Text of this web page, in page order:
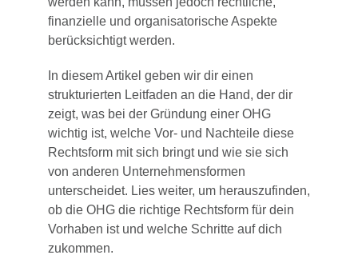
finanzielle und organisatorische Aspekte
berücksichtigt werden.
In diesem Artikel geben wir dir einen
strukturierten Leitfaden an die Hand, der dir
zeigt, was bei der Gründung einer OHG
wichtig ist, welche Vor- und Nachteile diese
Rechtsform mit sich bringt und wie sie sich
von anderen Unternehmensformen
unterscheidet. Lies weiter, um herauszufinden,
ob die OHG die richtige Rechtsform für dein
Vorhaben ist und welche Schritte auf dich
zukommen.